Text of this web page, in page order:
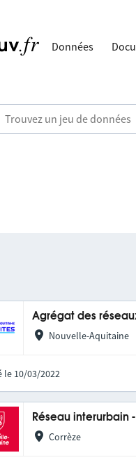
Données
Agrégat des
Nouvelle-Aquitaine
le 10/03/2022
Réseau interurbain
Corrèze